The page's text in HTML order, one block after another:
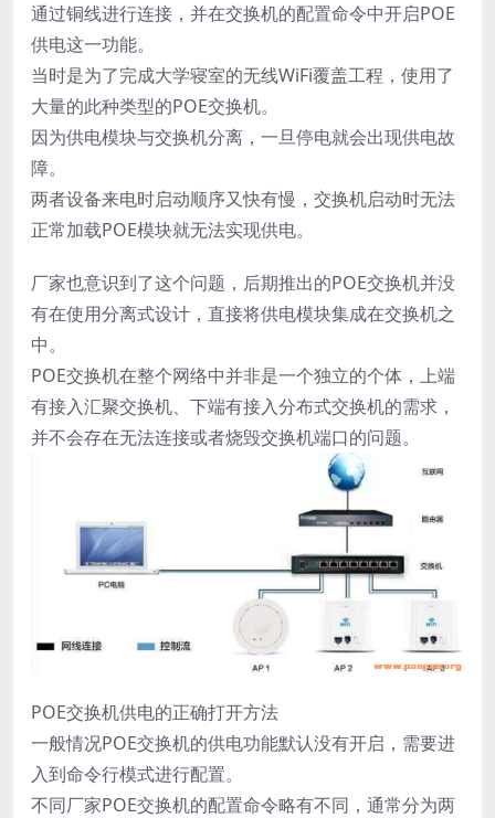
通过铜线进行连接，并在交换机的配置命令中开启POE
供电这一功能。
当时是为了完成大学寝室的无线WiFi覆盖工程，使用了
大量的此种类型的POE交换机。
因为供电模块与交换机分离，一旦停电就会出现供电故
障。
两者设备来电时启动顺序又快有慢，交换机启动时无法
正常加载POE模块就无法实现供电。
厂家也意识到了这个问题，后期推出的POE交换机并没
有在使用分离式设计，直接将供电模块集成在交换机之
中。
POE交换机在整个网络中并非是一个独立的个体，上端
有接入汇聚交换机、下端有接入分布式交换机的需求，
并不会存在无法连接或者烧毁交换机端口的问题。
POE交换机供电的正确打开方法
一般情况POE交换机的供电功能默认没有开启，需要进
入到命令行模式进行配置。
不同厂家POE交换机的配置命令略有不同，通常分为两